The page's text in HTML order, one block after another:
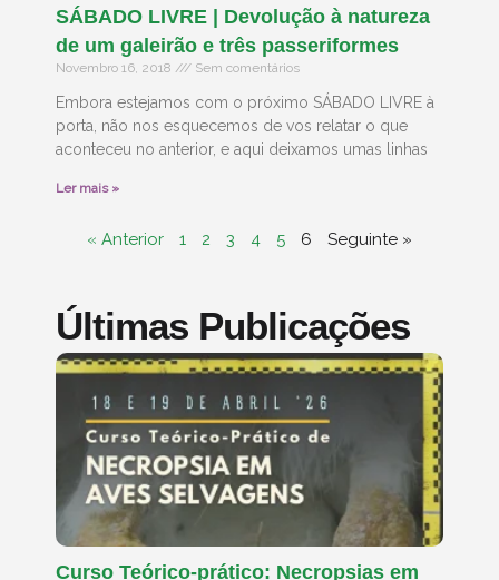
SÁBADO LIVRE | Devolução à natureza
de um galeirão e três passeriformes
Novembro 16, 2018 Sem comentários
Embora estejamos com o próximo SÁBADO LIVRE à
porta, não nos esquecemos de vos relatar o que
aconteceu no anterior, e aqui deixamos umas linhas
Ler mais »
« Anterior 1 2 3 4 5 6 Seguinte »
Últimas Publicações
Curso Teórico-prático: Necropsias em